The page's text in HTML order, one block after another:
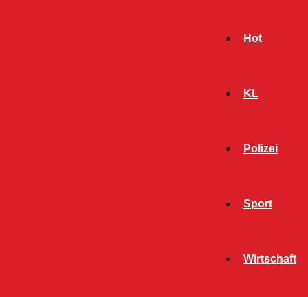
Hot
KL
Polizei
Sport
Wirtschaft